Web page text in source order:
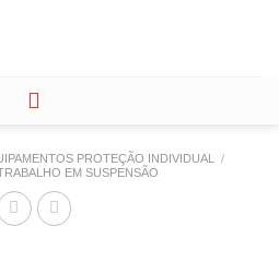
PROTEÇÃO INDIVIDUAL
/
EM SUSPENSÃO